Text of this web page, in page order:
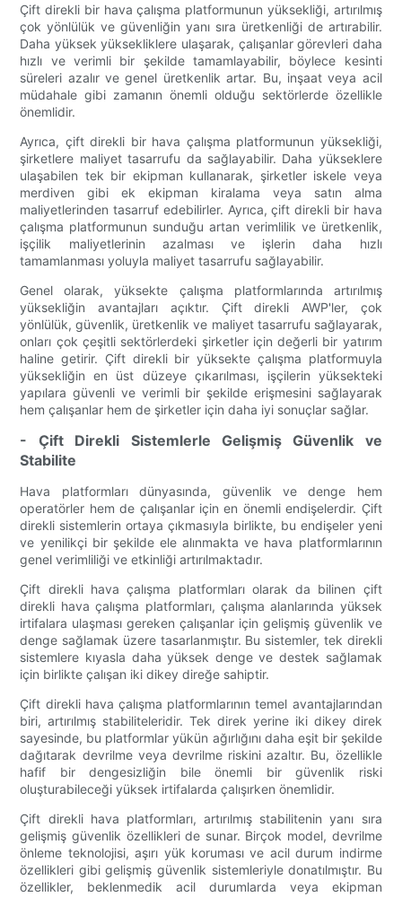
Çift direkli bir hava çalışma platformunun yüksekliği, artırılmış
çok yönlülük ve güvenliğin yanı sıra üretkenliği de artırabilir.
Daha yüksek yüksekliklere ulaşarak, çalışanlar görevleri daha
hızlı ve verimli bir şekilde tamamlayabilir, böylece kesinti
süreleri azalır ve genel üretkenlik artar. Bu, inşaat veya acil
müdahale gibi zamanın önemli olduğu sektörlerde özellikle
önemlidir.
Ayrıca, çift direkli bir hava çalışma platformunun yüksekliği,
şirketlere maliyet tasarrufu da sağlayabilir. Daha yükseklere
ulaşabilen tek bir ekipman kullanarak, şirketler iskele veya
merdiven gibi ek ekipman kiralama veya satın alma
maliyetlerinden tasarruf edebilirler. Ayrıca, çift direkli bir hava
çalışma platformunun sunduğu artan verimlilik ve üretkenlik,
işçilik maliyetlerinin azalması ve işlerin daha hızlı
tamamlanması yoluyla maliyet tasarrufu sağlayabilir.
Genel olarak, yüksekte çalışma platformlarında artırılmış
yüksekliğin avantajları açıktır. Çift direkli AWP'ler, çok
yönlülük, güvenlik, üretkenlik ve maliyet tasarrufu sağlayarak,
onları çok çeşitli sektörlerdeki şirketler için değerli bir yatırım
haline getirir. Çift direkli bir yüksekte çalışma platformuyla
yüksekliğin en üst düzeye çıkarılması, işçilerin yüksekteki
yapılara güvenli ve verimli bir şekilde erişmesini sağlayarak
hem çalışanlar hem de şirketler için daha iyi sonuçlar sağlar.
- Çift Direkli Sistemlerle Gelişmiş Güvenlik ve
Stabilite
Hava platformları dünyasında, güvenlik ve denge hem
operatörler hem de çalışanlar için en önemli endişelerdir. Çift
direkli sistemlerin ortaya çıkmasıyla birlikte, bu endişeler yeni
ve yenilikçi bir şekilde ele alınmakta ve hava platformlarının
genel verimliliği ve etkinliği artırılmaktadır.
Çift direkli hava çalışma platformları olarak da bilinen çift
direkli hava çalışma platformları, çalışma alanlarında yüksek
irtifalara ulaşması gereken çalışanlar için gelişmiş güvenlik ve
denge sağlamak üzere tasarlanmıştır. Bu sistemler, tek direkli
sistemlere kıyasla daha yüksek denge ve destek sağlamak
için birlikte çalışan iki dikey direğe sahiptir.
Çift direkli hava çalışma platformlarının temel avantajlarından
biri, artırılmış stabiliteleridir. Tek direk yerine iki dikey direk
sayesinde, bu platformlar yükün ağırlığını daha eşit bir şekilde
dağıtarak devrilme veya devrilme riskini azaltır. Bu, özellikle
hafif bir dengesizliğin bile önemli bir güvenlik riski
oluşturabileceği yüksek irtifalarda çalışırken önemlidir.
Çift direkli hava platformları, artırılmış stabilitenin yanı sıra
gelişmiş güvenlik özellikleri de sunar. Birçok model, devrilme
önleme teknolojisi, aşırı yük koruması ve acil durum indirme
özellikleri gibi gelişmiş güvenlik sistemleriyle donatılmıştır. Bu
özellikler, beklenmedik acil durumlarda veya ekipman